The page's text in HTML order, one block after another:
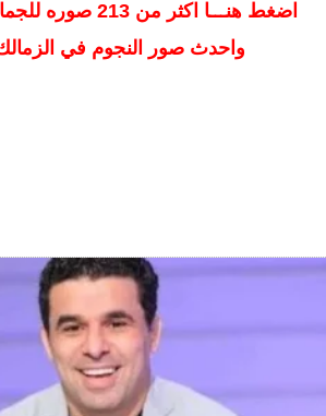
اضغط هنـــا اكثر من
واحدث صور النجوم في